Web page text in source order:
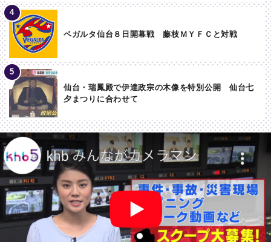
ベガルタ仙台８日開幕戦 藤枝ＭＹＦＣと対戦
仙台・瑞鳳殿で伊達政宗の木像を特別公開 仙台七
夕まつりに合わせて